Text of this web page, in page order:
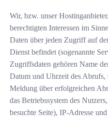
Wir, bzw. unser
berechtigten Interessen im
Daten über jeden Zugriff auf
Dienst befindet (sogenannte
Zugriffsdaten gehören Name
Datum und Uhrzeit des Abrufs,
Meldung über erfolgreichen
das Betriebssystem des
besuchte Seite), IP-Adresse